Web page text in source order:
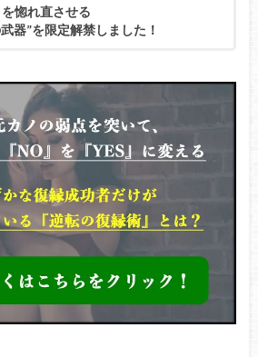
惚れ直させる
器”を限定解禁しました！